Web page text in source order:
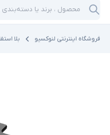
فروشگاه اینترنتی لنوکسیو بلا